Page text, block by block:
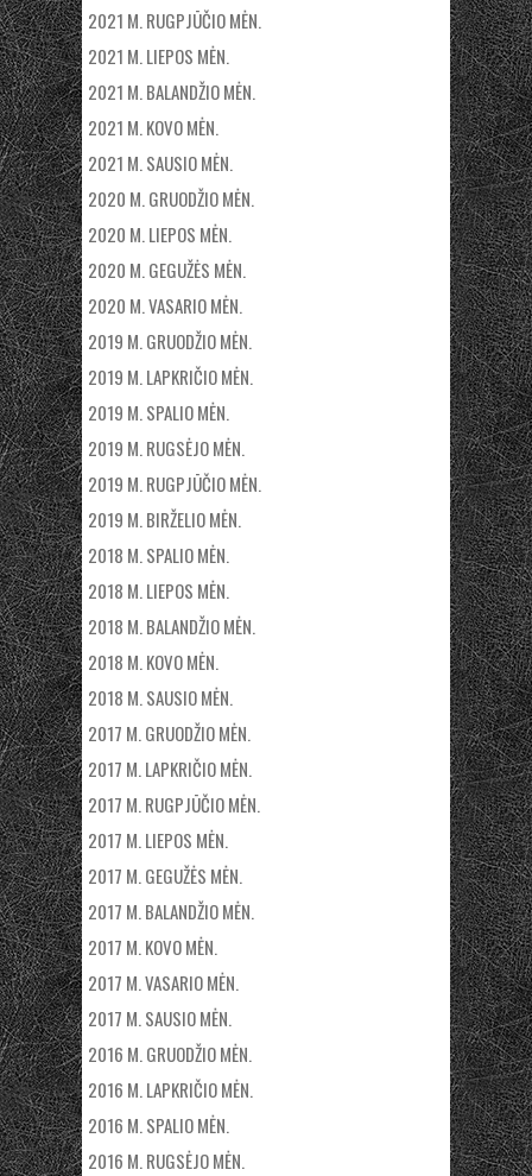
2021 M. RUGPJŪČIO MĖN.
2021 M. LIEPOS MĖN.
2021 M. BALANDŽIO MĖN.
2021 M. KOVO MĖN.
2021 M. SAUSIO MĖN.
2020 M. GRUODŽIO MĖN.
2020 M. LIEPOS MĖN.
2020 M. GEGUŽĖS MĖN.
2020 M. VASARIO MĖN.
2019 M. GRUODŽIO MĖN.
2019 M. LAPKRIČIO MĖN.
2019 M. SPALIO MĖN.
2019 M. RUGSĖJO MĖN.
2019 M. RUGPJŪČIO MĖN.
2019 M. BIRŽELIO MĖN.
2018 M. SPALIO MĖN.
2018 M. LIEPOS MĖN.
2018 M. BALANDŽIO MĖN.
2018 M. KOVO MĖN.
2018 M. SAUSIO MĖN.
2017 M. GRUODŽIO MĖN.
2017 M. LAPKRIČIO MĖN.
2017 M. RUGPJŪČIO MĖN.
2017 M. LIEPOS MĖN.
2017 M. GEGUŽĖS MĖN.
2017 M. BALANDŽIO MĖN.
2017 M. KOVO MĖN.
2017 M. VASARIO MĖN.
2017 M. SAUSIO MĖN.
2016 M. GRUODŽIO MĖN.
2016 M. LAPKRIČIO MĖN.
2016 M. SPALIO MĖN.
2016 M. RUGSĖJO MĖN.